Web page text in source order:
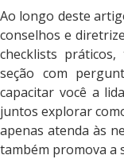
Ao longo deste
conselhos e
checklists
seção com
capacitar você a
juntos explorar
apenas atenda às
também promova a